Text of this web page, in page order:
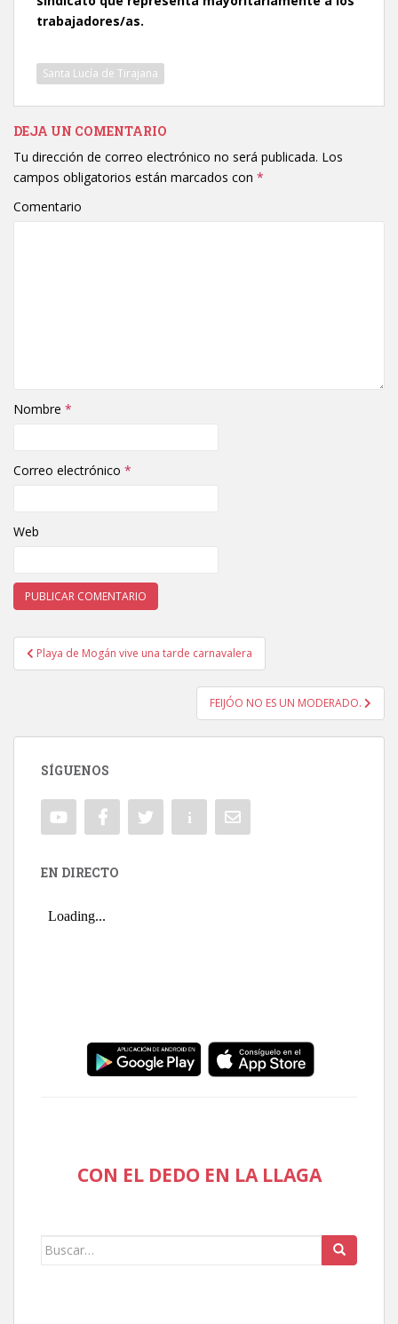
trabajadores/as.
Santa Lucía de Tirajana
DEJA UN COMENTARIO
Tu dirección de correo electrónico no será publicada. Los
campos obligatorios están marcados con *
Comentario
Nombre *
Correo electrónico *
Web
Navegación de entradas
Playa de Mogán vive una tarde carnavalera
FEIJÓO NO ES UN MODERADO.
SÍGUENOS
EN DIRECTO
CON EL DEDO EN LA LLAGA
Buscar: